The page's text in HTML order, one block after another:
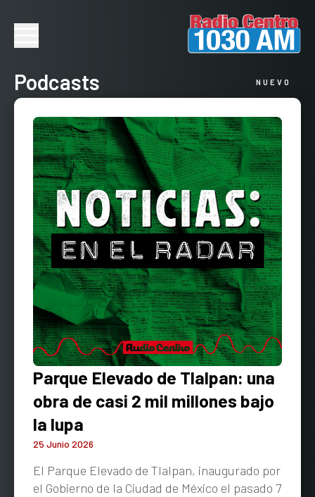
Podcasts NUEVO
Parque Elevado de Tlalpan: una
obra de casi 2 mil millones bajo
la lupa
25 Junio 2026
El Parque Elevado de Tlalpan, inaugurado por
el Gobierno de la Ciudad de México el pasado 7